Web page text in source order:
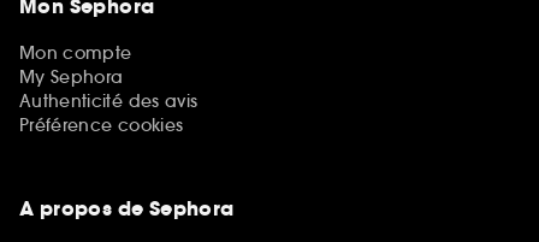
Mon Sephora
Mon compte
My Sephora
Authenticité des avis
Préférence cookies
A propos de Sephora